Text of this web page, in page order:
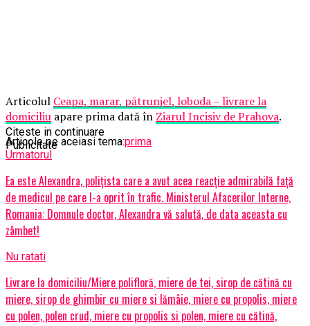
Articolul Ceapa, marar, pătrunjel, loboda – livrare la
domiciliu apare prima dată în Ziarul Incisiv de Prahova.
Articole pe aceiasi tema:prima
Urmatorul
Ea este Alexandra, polițista care a avut acea reacție admirabilă față
de medicul pe care l-a oprit în trafic. Ministerul Afacerilor Interne,
Romania: Domnule doctor, Alexandra vă salută, de data aceasta cu
zâmbet!
Nu ratati
Livrare la domiciliu/Miere polifloră, miere de tei, sirop de cătină cu
miere, sirop de ghimbir cu miere si lămâie, miere cu propolis, miere
cu polen, polen crud, miere cu propolis si polen, miere cu cătină,
Citeste in continuare
Publicitate